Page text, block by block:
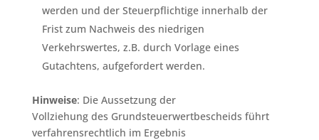
werden und der Steuerpflichtige innerhalb der
Frist zum Nachweis des niedrigen
Verkehrswertes, z.B. durch Vorlage eines
Gutachtens, aufgefordert werden.
Hinweise: Die Aussetzung der
Vollziehung des Grundsteuerwertbescheids führt
verfahrensrechtlich im Ergebnis